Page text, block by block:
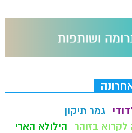
גמר תיקון
בזוהר
הילולא הארי